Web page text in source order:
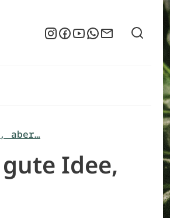
Suche
Instagram
Facebook
YouTubeWhatsApp
Newsletter
aber…
Idee,